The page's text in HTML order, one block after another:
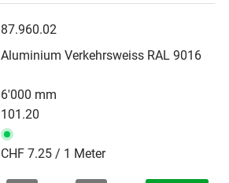
87.960.02
Aluminium Verkehrsweiss RAL 9016
6'000 mm
101.20
CHF 7.25 / 1 Meter